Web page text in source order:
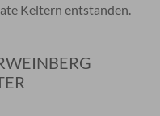
Keltern entstanden.